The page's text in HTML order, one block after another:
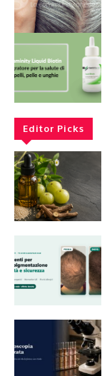
Editor Picks